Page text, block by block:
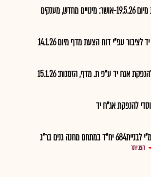
מענקים
עפ"י דוח הצעת מדף מיום 14.1.26
אגח יד ע"פ ת. מדף, הזמנות: 15.1.26
להנפקת אג"ח יד
מחנה גנים בר"ג
הצג יותר